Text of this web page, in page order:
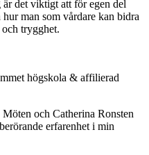
det viktigt att för egen del
man som vårdare kan bidra
trygghet.
högskola & affilierad
och Catherina Ronsten
erfarenhet i min